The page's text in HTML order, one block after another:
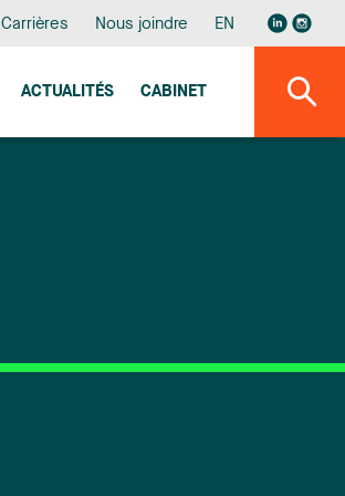
Carrières Nous joindre EN
ACTUALITÉS CABINET